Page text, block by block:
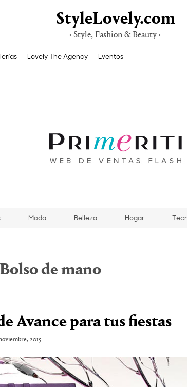
StyleLovely.com
· Style, Fashion & Beauty ·
Lovely The Agency Eventos
Moda Belleza Hogar
Bolso de mano
Avance para tus fiestas
2015